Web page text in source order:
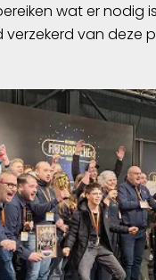
wat er nodig
verzekerd van deze